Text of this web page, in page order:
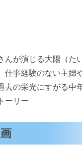
んが演じる大陽（た
仕事経験のない主婦
去の栄光にすがる中
ーリー